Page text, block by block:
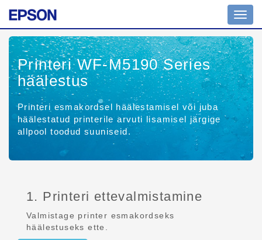
Printeri WF-M5190 Series
häälestus
Printeri esmakordsel häälestamisel või juba
häälestatud printerile arvuti lisamisel järgige
allpool toodud suuniseid.
1. Printeri ettevalmistamine
Valmistage printer esmakordseks
häälestuseks ette.